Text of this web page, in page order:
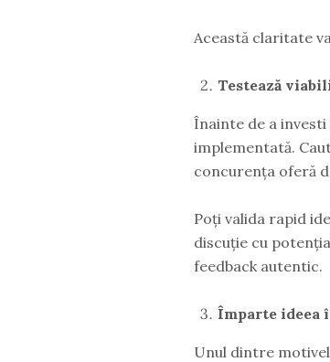
Această claritate
Testează
Înainte de a
implementată.
concurența oferă
Poți valida rapid
discuție cu
feedback autentic.
Împarte ideea
Unul dintre